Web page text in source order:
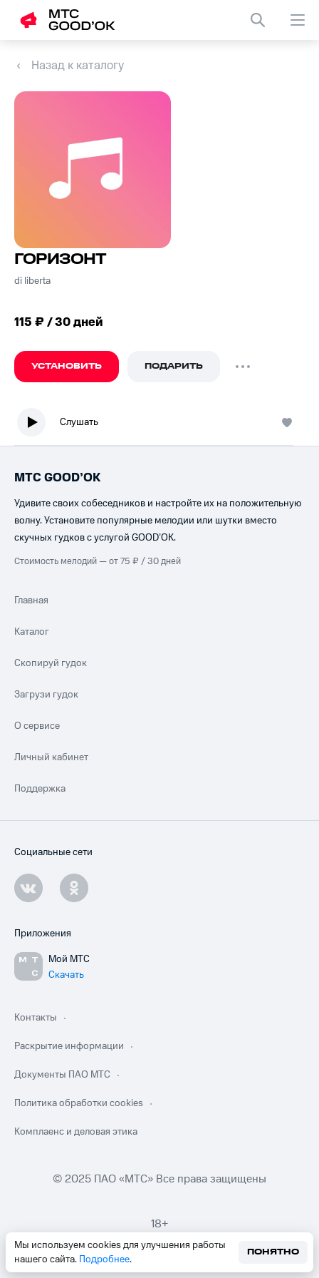
Назад к каталогу
ГОРИЗОНТ
di liberta
115 ₽ / 30 дней
УСТАНОВИТЬ ПОДАРИТЬ
Слушать
Мы используем cookies для улучшения работы
нашего сайта. Подробнее.
ПОНЯТНО
МТС GOOD’OK
Удивите своих собеседников и настройте их на положительную
волну. Установите популярные мелодии или шутки вместо
скучных гудков с услугой GOOD’OK.
Стоимость мелодий — от 75 ₽ / 30 дней
Главная
Каталог
Скопируй гудок
Загрузи гудок
О сервисе
Личный кабинет
Поддержка
Социальные сети
Приложения
Мой МТС
Скачать
Контакты
Раскрытие информации
Документы ПАО МТС
Политика обработки cookies
Комплаенс и деловая этика
© 2025 ПАО «МТС» Все права защищены
18+